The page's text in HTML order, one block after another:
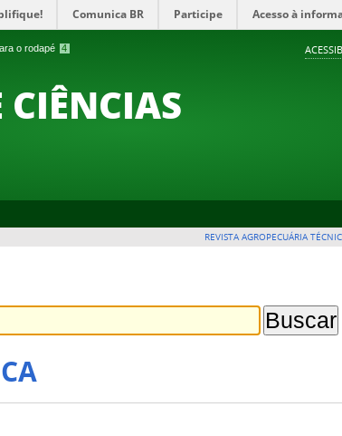
o rodapé 4
Comunica BR Participe Acesso à
CIÊNCIAS
REVISTA AGROPECUÁRIA